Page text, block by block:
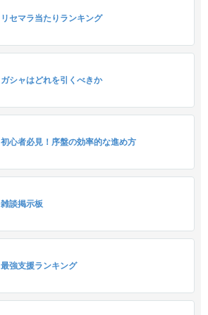
リセマラ当たりランキング
ガシャはどれを引くべきか
初心者必見！序盤の効率的な進め方
雑談掲示板
最強支援ランキング